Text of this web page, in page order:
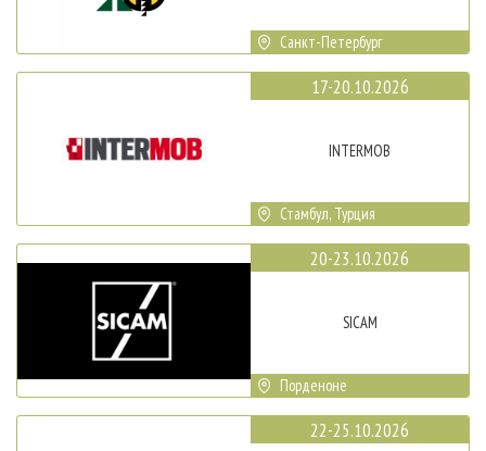
Санкт-Петербург
17-20.10.2026
INTERMOB
Стамбул, Турция
20-23.10.2026
SICAM
Порденоне
22-25.10.2026